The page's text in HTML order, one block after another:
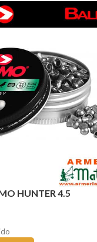
HUNTER 4.5